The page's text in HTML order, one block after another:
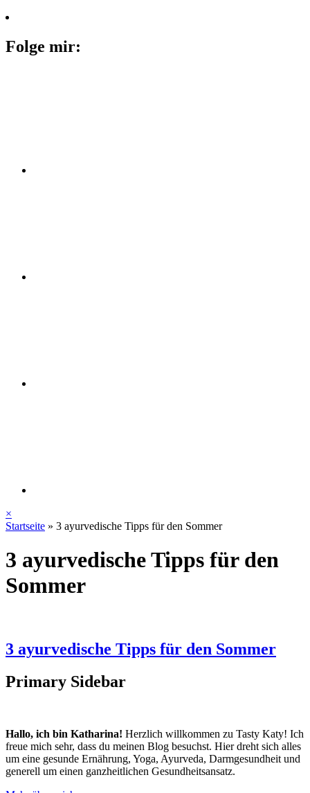
Folge mir:
×
Startseite » 3 ayurvedische Tipps für den Sommer
3 ayurvedische Tipps für den
Sommer
3 ayurvedische Tipps für den Sommer
Primary Sidebar
Hallo, ich bin Katharina! Herzlich willkommen zu Tasty Katy! Ich
freue mich sehr, dass du meinen Blog besuchst. Hier dreht sich alles
um eine gesunde Ernährung, Yoga, Ayurveda, Darmgesundheit und
generell um einen ganzheitlichen Gesundheitsansatz.